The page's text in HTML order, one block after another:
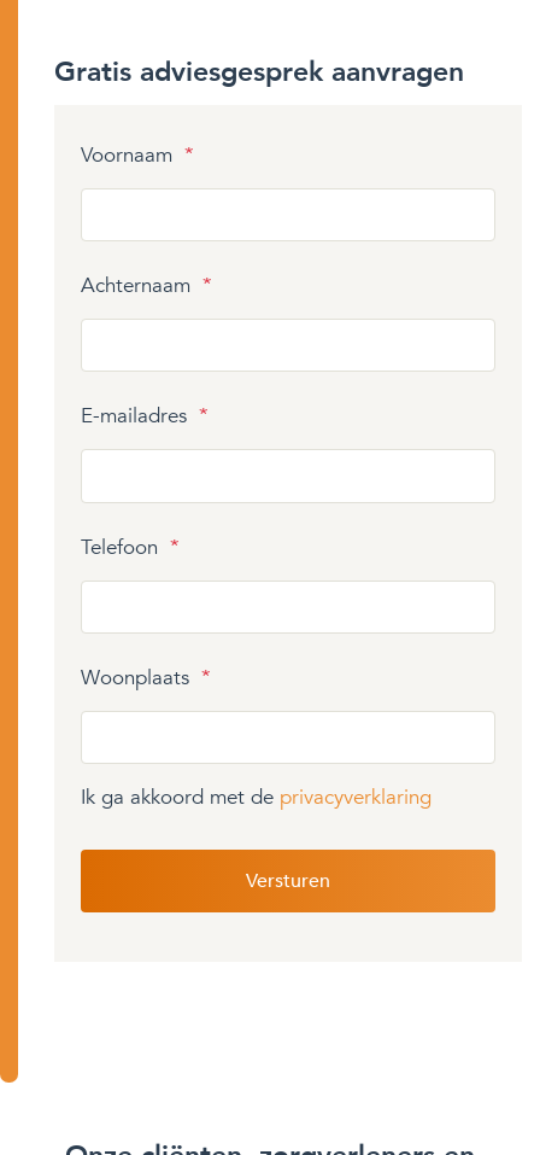
Gratis adviesgesprek aanvragen
Voornaam *
Achternaam *
E-mailadres *
Telefoon *
Woonplaats *
Ik ga akkoord met de privacyverklaring